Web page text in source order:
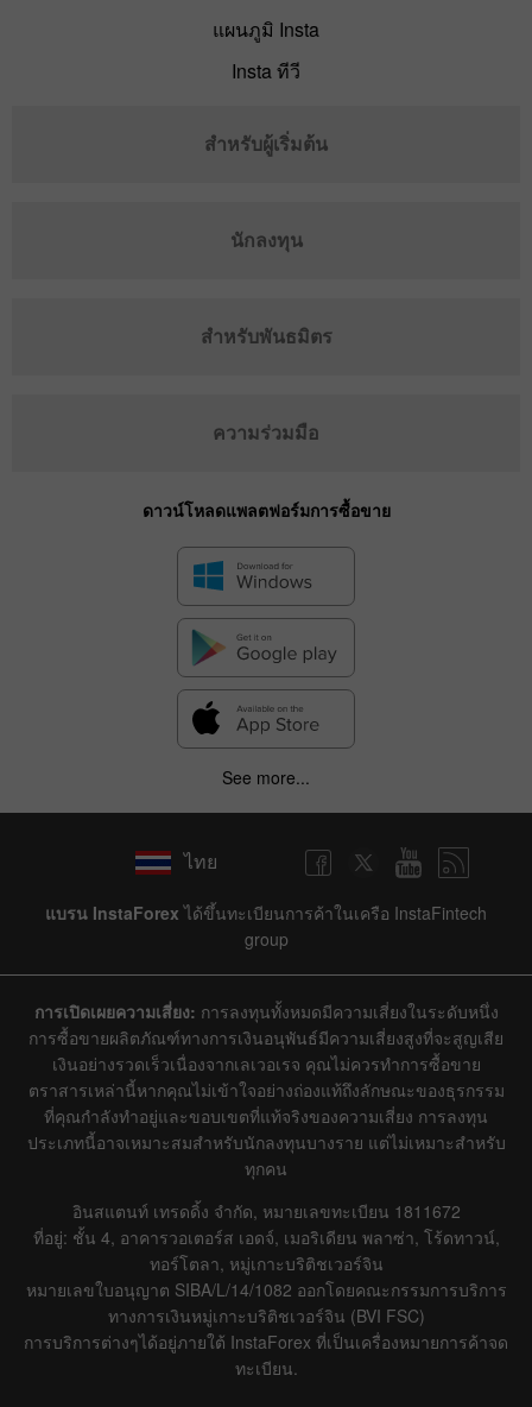
แผนภูมิ Insta
Insta ทีวี
สำหรับผู้เริ่มต้น
นักลงทุน
สำหรับพันธมิตร
ความร่วมมือ
ดาวน์โหลดแพลตฟอร์มการซื้อขาย
See more...
ไทย
แบรน InstaForex ได้ขึ้นทะเบียนการค้าในเครือ InstaFintech
group
การเปิดเผยความเสี่ยง: การลงทุนทั้งหมดมีความเสี่ยงในระดับหนึ่ง
การซื้อขายผลิตภัณฑ์ทางการเงินอนุพันธ์มีความเสี่ยงสูงที่จะสูญเสีย
เงินอย่างรวดเร็วเนื่องจากเลเวอเรจ คุณไม่ควรทำการซื้อขาย
ตราสารเหล่านี้หากคุณไม่เข้าใจอย่างถ่องแท้ถึงลักษณะของธุรกรรม
ที่คุณกำลังทำอยู่และขอบเขตที่แท้จริงของความเสี่ยง การลงทุน
ประเภทนี้อาจเหมาะสมสำหรับนักลงทุนบางราย แต่ไม่เหมาะสำหรับ
ทุกคน
อินสแตนท์ เทรดดิ้ง จำกัด, หมายเลขทะเบียน 1811672
ที่อยู่: ชั้น 4, อาคารวอเตอร์ส เอดจ์, เมอริเดียน พลาซ่า, โร้ดทาวน์,
ทอร์โตลา, หมู่เกาะบริติชเวอร์จิน
หมายเลขใบอนุญาต SIBA/L/14/1082 ออกโดยคณะกรรมการบริการ
ทางการเงินหมู่เกาะบริติชเวอร์จิน (BVI FSC)
การบริการต่างๆได้อยู่ภายใต้ InstaForex ที่เป็นเครื่องหมายการค้าจด
ทะเบียน.